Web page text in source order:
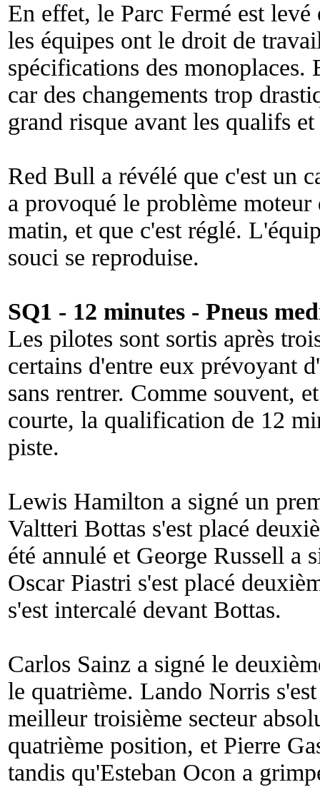
En effet, le Parc Fermé est
les équipes ont le droit de
spécifications des
car des changements trop
grand risque avant les qualifs
Red Bull a révélé que c'est un
a provoqué le problème moteur
matin, et que c'est réglé.
souci se reproduise.
SQ1 - 12 minutes - Pneus
Les pilotes sont sortis après
certains d'entre eux prévoyant
sans rentrer. Comme souvent,
courte, la qualification de 12
piste.
Lewis Hamilton a signé un
Valtteri Bottas s'est placé
été annulé et George Russell a
Oscar Piastri s'est placé
s'est intercalé devant Bottas.
Carlos Sainz a signé le
le quatrième. Lando Norris
meilleur troisième secteur
quatrième position, et Pierre
tandis qu'Esteban Ocon a